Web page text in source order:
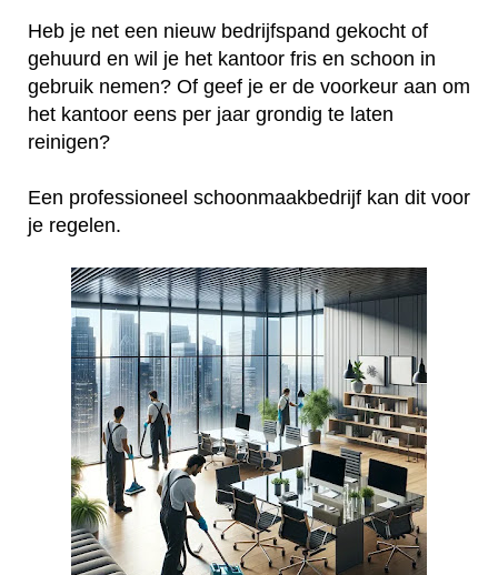
Heb je net een nieuw bedrijfspand gekocht of
gehuurd en wil je het kantoor fris en schoon in
gebruik nemen? Of geef je er de voorkeur aan om
het kantoor eens per jaar grondig te laten
reinigen?
Een professioneel schoonmaakbedrijf kan dit voor
je regelen.